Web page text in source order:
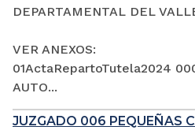
DEPARTAMENTAL DEL
VER ANEXOS:
01ActaRepartoTutela2024
AUTO...
JUZGADO 006 PEQUEÑAS